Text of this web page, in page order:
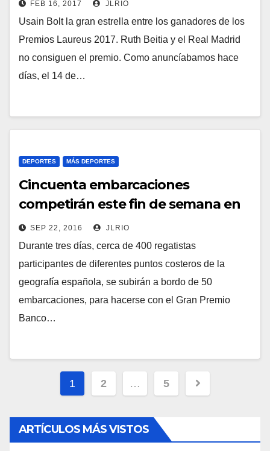
FEB 16, 2017 JLRIO
Usain Bolt la gran estrella entre los ganadores de los
Premios Laureus 2017. Ruth Beitia y el Real Madrid
no consiguen el premio. Como anuncíabamos hace
días, el 14 de…
DEPORTES MÁS DEPORTES
Cincuenta embarcaciones
competirán este fin de semana en
las XXVIII Jornadas Náuticas
Pitiusas
SEP 22, 2016 JLRIO
Durante tres días, cerca de 400 regatistas
participantes de diferentes puntos costeros de la
geografía española, se subirán a bordo de 50
embarcaciones, para hacerse con el Gran Premio
Banco…
Navegación
entradas
1 2 … 5
ARTÍCULOS MÁS VISTOS